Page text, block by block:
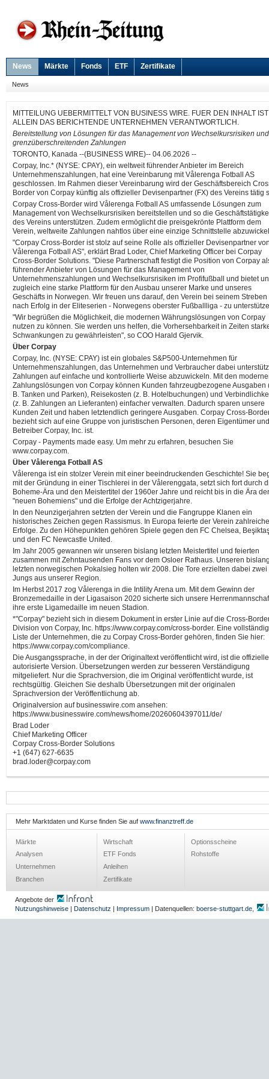
News Märkte Fonds ETF Zertifikate
News
MITTEILUNG UEBERMITTELT VON BUSINESS WIRE. FUER DEN INHALT IST
ALLEIN DAS BERICHTENDE UNTERNEHMEN VERANTWORTLICH.
Bereitstellung von Lösungen für das Management von Wechselkursrisiken und
grenzüberschreitenden Zahlungen
TORONTO, Kanada --(BUSINESS WIRE)-- 04.06.2026 --
Corpay, Inc.* (NYSE: CPAY), ein weltweit führender Anbieter im Bereich
Unternehmenszahlungen, hat eine Vereinbarung mit Vålerenga Fotball AS
geschlossen. Im Rahmen dieser Vereinbarung wird der Geschäftsbereich
Border von Corpay künftig als offizieller Devisenpartner (FX) des Vereins tätig
Corpay Cross-Border wird Vålerenga Fotball AS umfassende Lösungen zum
Management von Wechselkursrisiken bereitstellen und so die
des Vereins unterstützen. Zudem ermöglicht die preisgekrönte Plattform dem
Verein, weltweite Zahlungen nahtlos über eine einzige Schnittstelle
"Corpay Cross-Border ist stolz auf seine Rolle als offizieller Devisenpartner
Vålerenga Fotball AS", erklärt Brad Loder, Chief Marketing Officer bei Corpay
Cross-Border Solutions. "Diese Partnerschaft festigt die Position von Corpay
führender Anbieter von Lösungen für das Management von
Unternehmenszahlungen und Wechselkursrisiken im Profifußball und bietet
zugleich eine starke Plattform für den Ausbau unserer Marke und unseres
Geschäfts in Norwegen. Wir freuen uns darauf, den Verein bei seinem Streben
nach Erfolg in der Eliteserien - Norwegens oberster Fußballliga - zu
"Wir begrüßen die Möglichkeit, die modernen Währungslösungen von Corpay
nutzen zu können. Sie werden uns helfen, die Vorhersehbarkeit in Zeiten
Schwankungen zu gewährleisten", so COO Harald Gjervik.
Über Corpay
Corpay, Inc. (NYSE: CPAY) ist ein globales S&P500-Unternehmen für
Unternehmenszahlungen, das Unternehmen und Verbraucher dabei
Zahlungen auf einfache und kontrollierte Weise abzuwickeln. Mit den
Zahlungslösungen von Corpay können Kunden fahrzeugbezogene Ausgaben
B. Tanken und Parken), Reisekosten (z. B. Hotelbuchungen) und
(z. B. Zahlungen an Lieferanten) einfacher verwalten. Dadurch sparen unsere
Kunden Zeit und haben letztendlich geringere Ausgaben. Corpay Cross-
bezieht sich auf eine Gruppe von juristischen Personen, deren Eigentümer und
Betreiber Corpay, Inc. ist.
Corpay - Payments made easy. Um mehr zu erfahren, besuchen Sie
www.corpay.com.
Über Vålerenga Fotball AS
Vålerenga ist ein stolzer Verein mit einer beeindruckenden Geschichte! Sie
mit der Gründung in einer Tischlerei in der Vålerenggata, setzt sich fort durch
Boheme-Ära und den Meistertitel der 1960er Jahre und reicht bis in die Ära der
"neuen Bohemiens" und die Erfolge der Achtzigerjahre.
In den Neunzigerjahren setzten der Verein und die Fangruppe Klanen ein
historisches Zeichen gegen Rassismus. In Europa feierte der Verein zahlreiche
Erfolge. Zu den Höhepunkten gehören Spiele gegen den FC Chelsea,
und den FC Newcastle United.
Im Jahr 2005 gewannen wir unseren bislang letzten Meistertitel und feierten
zusammen mit Zehntausenden Fans vor dem Osloer Rathaus. Unseren
letzten norwegischen Pokalsieg holten wir 2008. Die Tore erzielten dabei zwei
Jungs aus unserer Region.
Im Herbst 2017 zog Vålerenga in die Intility Arena um. Mit dem Gewinn der
Bronzemedaille in der Ligasaison 2020 sicherte sich unsere
ihre erste Ligamedaille im neuen Stadion.
*"Corpay" bezieht sich in diesem Dokument in erster Linie auf die Cross-
Division von Corpay, Inc. https://www.corpay.com/cross-border. Eine
Liste der Unternehmen, die zu Corpay Cross-Border gehören, finden Sie hier:
https://www.corpay.com/compliance.
Die Ausgangssprache, in der der Originaltext veröffentlicht wird, ist die
autorisierte Version. Übersetzungen werden zur besseren Verständigung
mitgeliefert. Nur die Sprachversion, die im Original veröffentlicht wurde, ist
rechtsgültig. Gleichen Sie deshalb Übersetzungen mit der originalen
Sprachversion der Veröffentlichung ab.
Originalversion auf businesswire.com ansehen:
https://www.businesswire.com/news/home/20260604397011/de/
Brad Loder
Chief Marketing Officer
Corpay Cross-Border Solutions
+1 (647) 627-6635
brad.loder@corpay.com
Mehr Marktdaten und Kurse finden Sie auf www.finanztreff.de
Märkte
Analysen
Unternehmen
Branchen
Wirtschaft
ETF Fonds
Anleihen
Zertifikate
Optionsscheine
Rohstoffe
Angebote der
Nutzungshinweise
Datenschutz Impressum | Datenquellen: boerse-stuttgart.de